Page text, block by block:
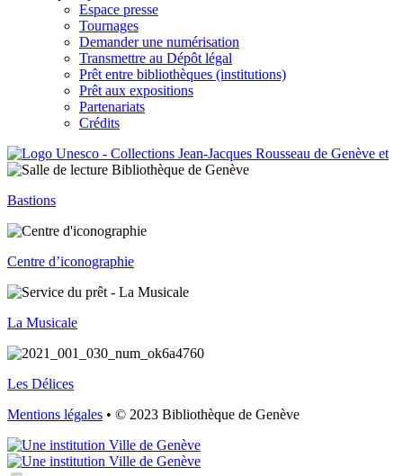
Espace presse
Tournages
Demander une numérisation
Transmettre au Dépôt légal
Prêt entre bibliothèques (institutions)
Prêt aux expositions
Partenariats
Crédits
Bastions
Centre d’iconographie
La Musicale
Les Délices
Mentions légales • © 2023 Bibliothèque de Genève